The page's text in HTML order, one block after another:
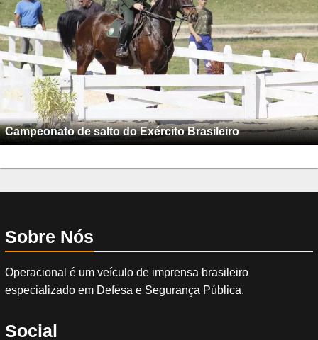
Campeonato de salto do Exército Brasileiro
Sobre Nós
Operacional é um veículo de imprensa brasileiro
especializado em Defesa e Segurança Pública.
Social